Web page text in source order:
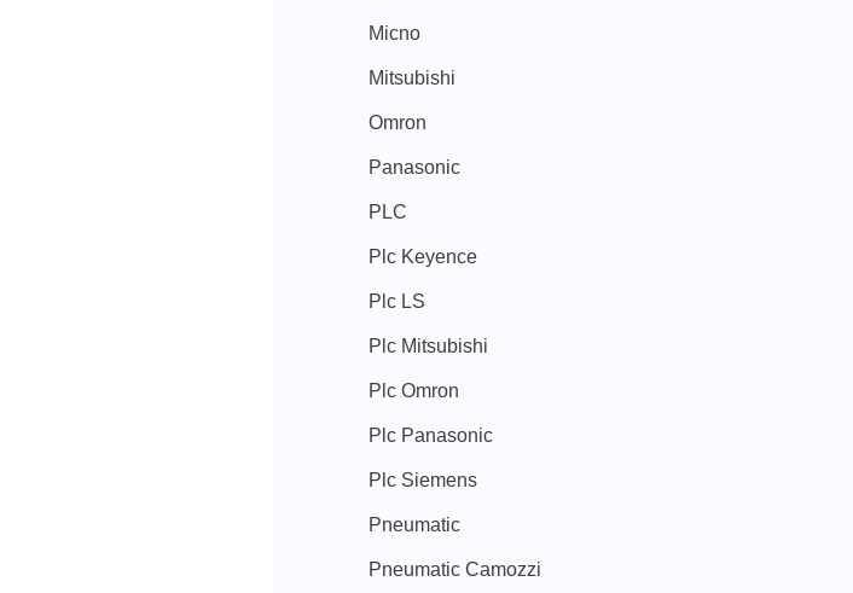
Micno
Mitsubishi
Omron
Panasonic
PLC
Plc Keyence
Plc LS
Plc Mitsubishi
Plc Omron
Plc Panasonic
Plc Siemens
Pneumatic
Pneumatic Camozzi